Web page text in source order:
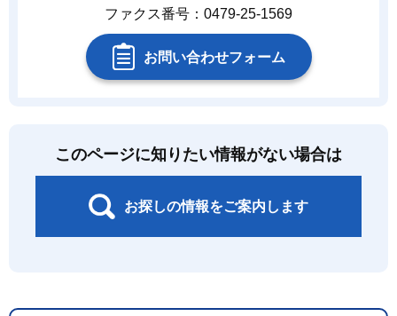
ファクス番号：0479-25-1569
お問い合わせフォーム
このページに知りたい情報がない場合は
お探しの情報をご案内します